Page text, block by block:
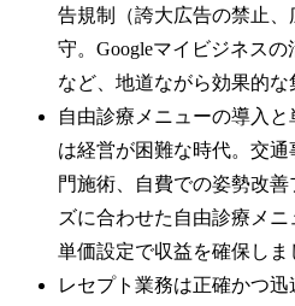
告規制（誇大広告の禁止
守。Googleマイビジネス
など、地道ながら効果的な
自由診療メニューの導入
は経営が困難な時代。交
門施術、自費での姿勢改
ズに合わせた自由診療メ
単価設定で収益を確保しま
レセプト業務は正確かつ